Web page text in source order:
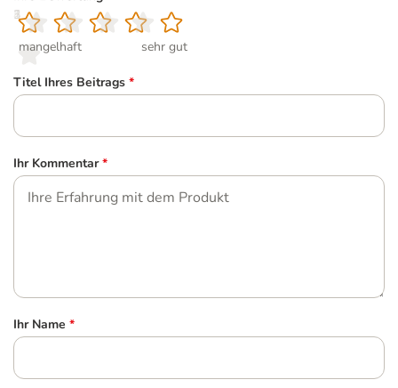
1
mangelhaft
2
3
4
5
sehr gut
Titel Ihres Beitrags *
Ihr Kommentar *
Ihr Name *